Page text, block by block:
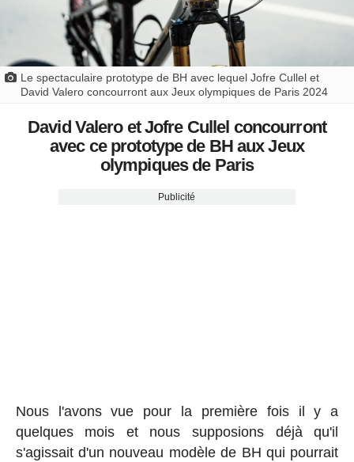
Le spectaculaire prototype de BH avec lequel Jofre Cullel et
David Valero concourront aux Jeux olympiques de Paris 2024
David Valero et Jofre Cullel concourront
avec ce prototype de BH aux Jeux
olympiques de Paris
Publicité
Nous l'avons vue pour la première fois il y a
quelques mois et nous supposions déjà qu'il
s'agissait d'un nouveau modèle de BH qui pourrait